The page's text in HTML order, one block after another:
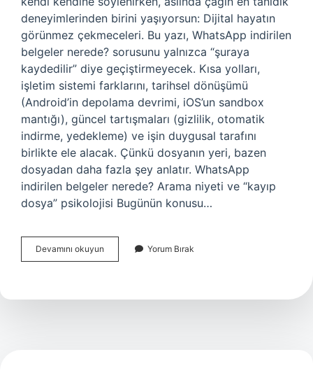
deneyimlerinden birini yaşıyorsun: Dijital hayatın
görünmez çekmeceleri. Bu yazı, WhatsApp indirilen
belgeler nerede? sorusunu yalnızca “şuraya
kaydedilir” diye geçiştirmeyecek. Kısa yolları,
işletim sistemi farklarını, tarihsel dönüşümü
(Android’in depolama devrimi, iOS’un sandbox
mantığı), güncel tartışmaları (gizlilik, otomatik
indirme, yedekleme) ve işin duygusal tarafını
birlikte ele alacak. Çünkü dosyanın yeri, bazen
dosyadan daha fazla şey anlatır. WhatsApp
indirilen belgeler nerede? Arama niyeti ve “kayıp
dosya” psikolojisi Bugünün konusu…
Devamını okuyun WhatsApp
indirilen
?
Yorum Bırak